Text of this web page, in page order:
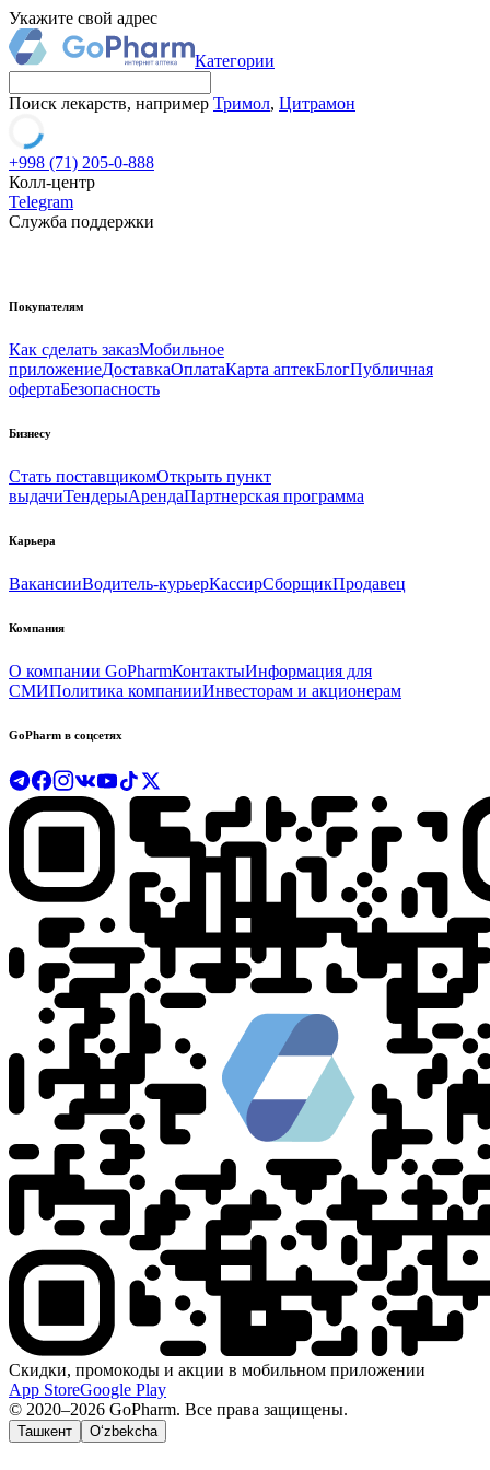
Укажите свой адрес
Категории
Поиск лекарств, например Тримол, Цитрамон
+998 (71) 205-0-888
Колл-центр
Telegram
Служба поддержки
Покупателям
Как сделать заказМобильное
приложениеДоставкаОплатаКарта аптекБлогПубличная
офертаБезопасность
Бизнесу
Стать поставщикомОткрыть пункт
выдачиТендерыАрендаПартнерская программа
Карьера
ВакансииВодитель-курьерКассирСборщикПродавец
Компания
О компании GoPharmКонтактыИнформация для
СМИПолитика компанииИнвесторам и акционерам
GoPharm в соцсетях
Скидки, промокоды и акции в мобильном приложении
App StoreGoogle Play
© 2020–2026 GoPharm. Все права защищены.
Ташкент O‘zbekcha